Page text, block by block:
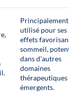
Principalement
utilisé pour ses
effets
sommeil,
dans d’autres
domaines
thérapeutiques
émergents.